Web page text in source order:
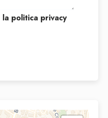
la politica privacy